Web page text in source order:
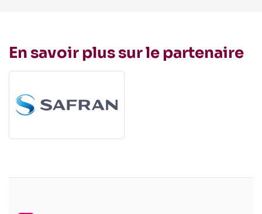
En savoir plus sur le partenaire